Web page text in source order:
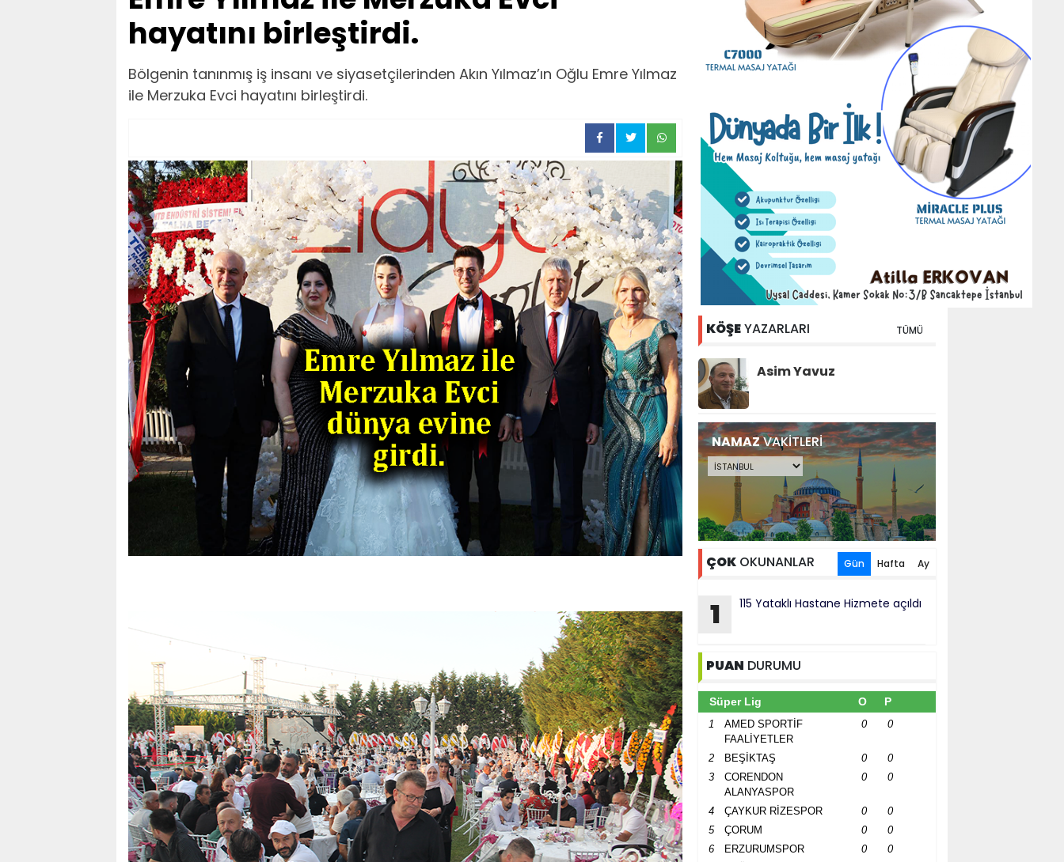
hayatını birleştirdi.
Bölgenin tanınmış iş insanı ve siyasetçilerinden Akın Yılmaz’ın Oğlu Emre Yılmaz
ile Merzuka Evci hayatını birleştirdi.
KÖŞEYAZARLARI TÜMÜ
Asim Yavuz
NAMAZVAKİTLERİ
ÇOK OKUNANLAR Gün Hafta Ay
1 115 Yataklı Hastane Hizmete açıldı
PUAN DURUMU
Süper Lig O P
1
AMED SPORTİF
FAALİYETLER
0 0
2 BEŞİKTAŞ 0
0
3
CORENDON
ALANYASPOR
0 0
4 ÇAYKUR RİZESPOR 0
0
5
ÇORUM 0
0
6
ERZURUMSPOR 0
0